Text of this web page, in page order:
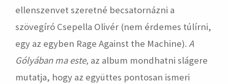
ellenszenvet szeretné becsatornázni a
szövegíró Csepella Olivér (nem érdemes túlírni,
egy az egyben Rage Against the Machine). A
Gólyában ma este, az album mondhatni slágere
mutatja, hogy az együttes pontosan ismeri